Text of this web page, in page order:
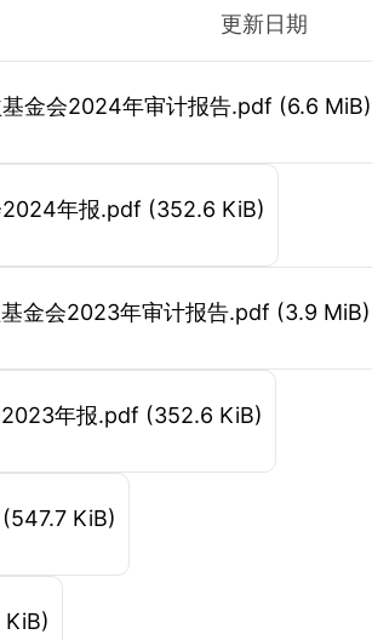
更新日期
基金会2024年审计报告.pdf (6.6 MiB)
2024年报.pdf (352.6 KiB)
基金会2023年审计报告.pdf (3.9 MiB)
2023年报.pdf (352.6 KiB)
(547.7 KiB)
KiB)